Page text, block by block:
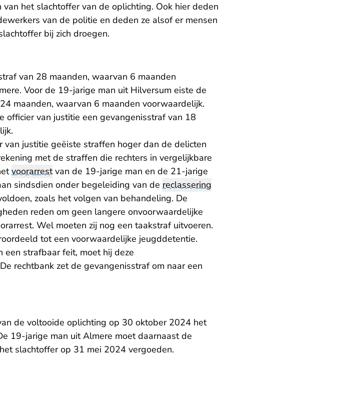
het slachtoffer van de oplichting. Ook hier deden
van de politie en deden ze alsof er mensen
bij zich droegen.
van 28 maanden, waarvan 6 maanden
Voor de 19-jarige man uit Hilversum eiste de
maanden, waarvan 6 maanden voorwaardelijk.
van justitie een gevangenisstraf van 18
justitie geëiste straffen hoger dan de delicten
met de straffen die rechters in vergelijkbare
voorarrestvan de 19-jarige man en de 21-jarige
sindsdien onder begeleiding van de reclassering
zoals het volgen van behandeling. De
reden om geen langere onvoorwaardelijke
Wel moeten zij nog een taakstraf uitvoeren.
tot een voorwaardelijke jeugddetentie.
een strafbaar feit, moet hij deze
rechtbank zet de gevangenisstraf om naar een
de voltooide oplichting op 30 oktober 2024 het
19-jarige man uit Almere moet daarnaast de
slachtoffer op 31 mei 2024 vergoeden.